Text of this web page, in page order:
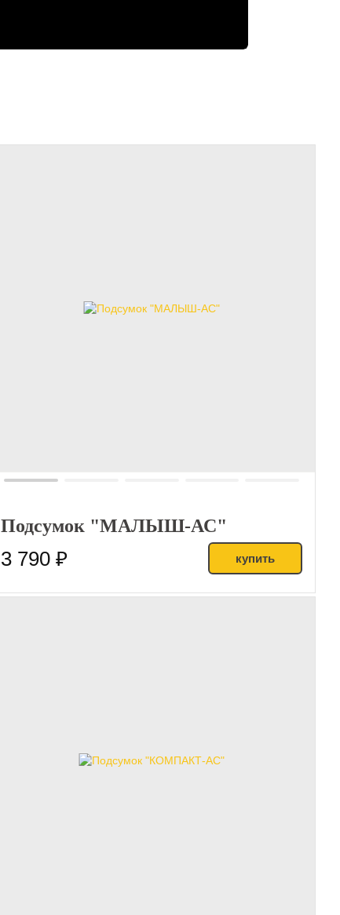
Подсумок "МАЛЫШ-АС"
3 790 ₽ купить